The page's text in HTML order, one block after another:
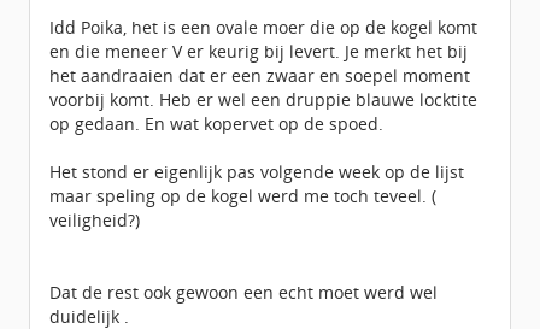
Idd Poika, het is een ovale moer die op de kogel komt
en die meneer V er keurig bij levert. Je merkt het bij
het aandraaien dat er een zwaar en soepel moment
voorbij komt. Heb er wel een druppie blauwe locktite
op gedaan. En wat kopervet op de spoed.
Het stond er eigenlijk pas volgende week op de lijst
maar speling op de kogel werd me toch teveel. (
veiligheid?)
Dat de rest ook gewoon een echt moet werd wel
duidelijk .